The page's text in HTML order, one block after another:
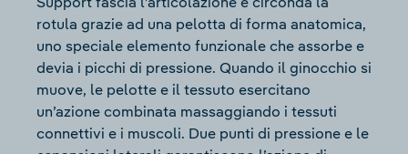
rotula grazie ad una pelotta di forma anatomica,
uno speciale elemento funzionale che assorbe e
devia i picchi di pressione. Quando il ginocchio si
muove, le pelotte e il tessuto esercitano
un’azione combinata massaggiando i tessuti
connettivi e i muscoli. Due punti di pressione e le